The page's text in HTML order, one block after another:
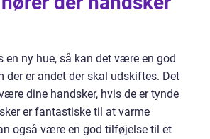
en ny hue, så kan det være en god
der er andet der skal udskiftes. Det
dine handsker, hvis de er tynde
er fantastiske til at varme
også være en god tilføjelse til et